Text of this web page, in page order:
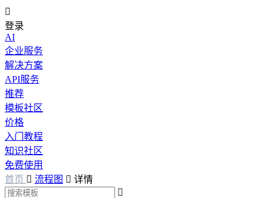

登录
AI
企业服务
解决方案
API服务
推荐
模板社区
价格
入门教程
知识社区
免费使用
首页  流程图  详情
